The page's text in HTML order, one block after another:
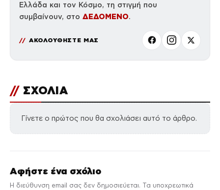
Ελλάδα και τον Κόσμο, τη στιγμή που
συμβαίνουν, στο ΔΕΔΟΜΕΝΟ.
ΑΚΟΛΟΥΘΗΣΤΕ ΜΑΣ
// ΣΧΟΛΙΑ
Γίνετε ο πρώτος που θα σχολιάσει αυτό το άρθρο.
Αφήστε ένα σχόλιο
Η διεύθυνση email σας δεν δημοσιεύεται. Τα υποχρεωτικά